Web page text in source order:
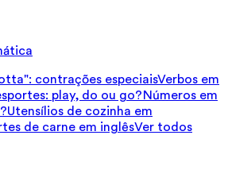
contrações especiaisVerbos em
play, do ou go?Números em
Utensílios de cozinha em
de carne em inglêsVer todos